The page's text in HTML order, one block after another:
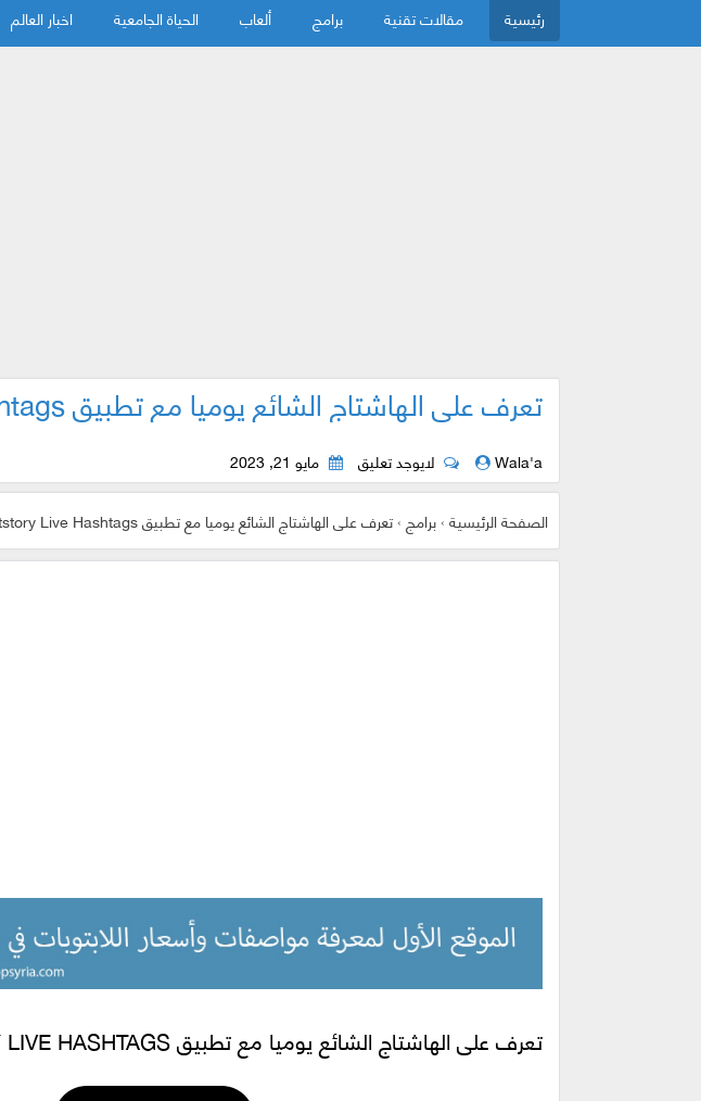
رئيسية مقالات تقنية برامج ألعاب الحياة الجامعية اخبار العالم
تعرف على الهاشتاج الشائع يوميا مع تطبيق Statstory Live Hashtags:
Wala'a لايوجد تعليق مايو 21, 2023
الصفحة الرئيسية›برامج›تعرف على الهاشتاج الشائع يوميا مع تطبيق Statstory Live Hashtags:
تعرف على الهاشتاج الشائع يوميا مع تطبيق STATSTORY LIVE HASHTAGS: